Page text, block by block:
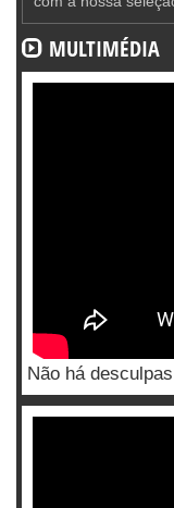
MULTIMÉDIA
Não há